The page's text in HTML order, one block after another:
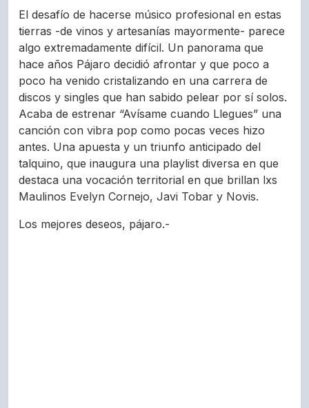
El desafío de hacerse músico profesional en estas
tierras -de vinos y artesanías mayormente- parece
algo extremadamente difícil. Un panorama que
hace años Pájaro decidió afrontar y que poco a
poco ha venido cristalizando en una carrera de
discos y singles que han sabido pelear por sí solos.
Acaba de estrenar “Avísame cuando Llegues” una
canción con vibra pop como pocas veces hizo
antes. Una apuesta y un triunfo anticipado del
talquino, que inaugura una playlist diversa en que
destaca una vocación territorial en que brillan lxs
Maulinos Evelyn Cornejo, Javi Tobar y Novis.
Los mejores deseos, pájaro.-